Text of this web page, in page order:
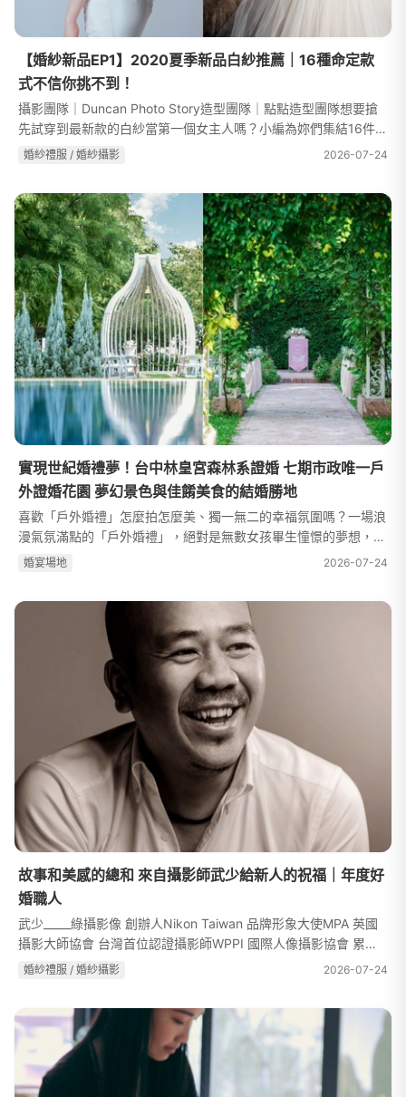
【婚紗新品EP1】2020夏季新品白紗推薦｜16種命定款
式不信你挑不到！
攝影團隊｜Duncan Photo Story造型團隊｜點點造型團隊想要搶
先試穿到最新款的白紗當第一個女主人嗎？小編為妳們集結16件
2020最新、最仙、最適合妳的白紗！不論妳喜歡的是性感貼身、
婚紗禮服 / 婚紗攝影 2026-07-24
實現世紀婚禮夢！台中林皇宮森林系證婚 七期市政唯一戶
外證婚花園 夢幻景色與佳餚美食的結婚勝地
喜歡「戶外婚禮」怎麼拍怎麼美、獨一無二的幸福氛圍嗎？一場浪
漫氣氛滿點的「戶外婚禮」，絕對是無數女孩畢生憧憬的夢想，無
奈絕大多數的戶外婚禮場地往往遠離市區、交通不便，讓新人、長
婚宴場地 2026-07-24
故事和美感的總和 來自攝影師武少給新人的祝福｜年度好
婚職人
武少_____綠攝影像 創辦人Nikon Taiwan 品牌形象大使MPA 英國
攝影大師協會 台灣首位認證攝影師WPPI 國際人像攝影協會 累積
獎牌22面「我的作品，就是我的祝福。帶著一輩子只有一次的心情
婚紗禮服 / 婚紗攝影 2026-07-24